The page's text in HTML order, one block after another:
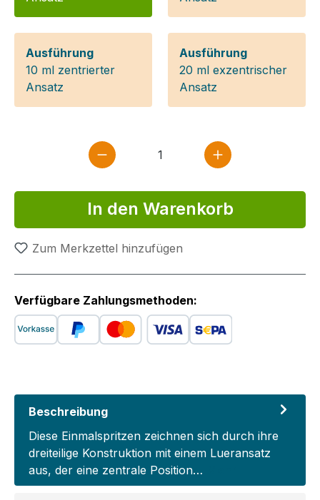
Ausführung
10 ml zentrierter
Ansatz
Ausführung
20 ml exzentrischer
Ansatz
Produkt Anzahl: Gib den
In den Warenkorb
Zum Merkzettel hinzufügen
Verfügbare Zahlungsmethoden:
Beschreibung
Diese Einmalspritzen zeichnen sich durch ihre
dreiteilige Konstruktion mit einem Lueransatz
aus, der eine zentrale Position…